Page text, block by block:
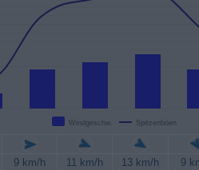
Windgeschw. Spitzenböen
9 km/h 11 km/h 13 km/h
9